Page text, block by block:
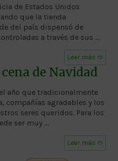
de Estados Unidos
que la tienda
del país dispensó de
a través de sus …
Leer más ➱
de Navidad
año que tradicionalmente
compañías agradables y los
seres queridos. Para los
ser muy …
Leer más ➱